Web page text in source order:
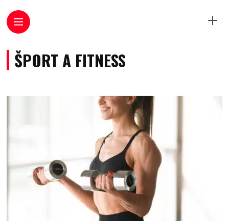
ŠPORT A FITNESS